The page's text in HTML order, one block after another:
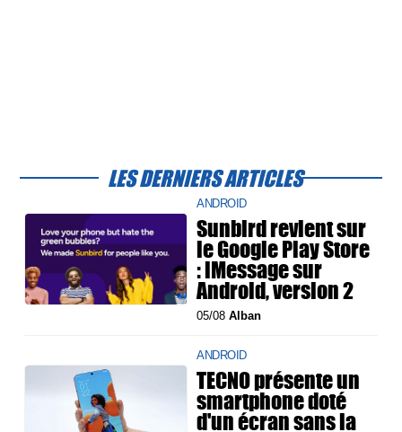
LES DERNIERS ARTICLES
ANDROID
Sunbird revient sur
le Google Play Store
: iMessage sur
Android, version 2
05/08Alban
ANDROID
TECNO présente un
smartphone doté
d'un écran sans la